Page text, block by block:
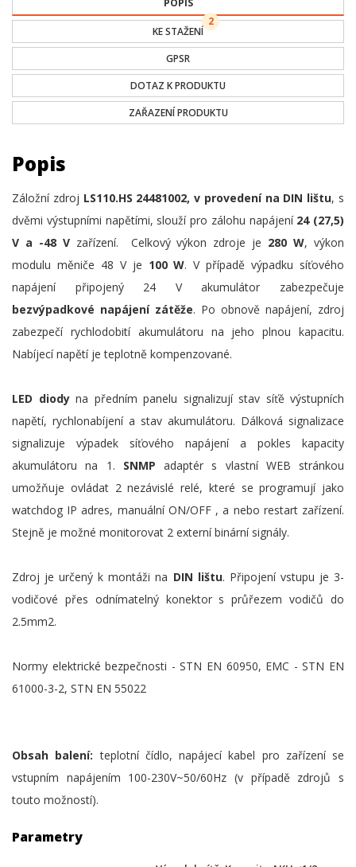
POPIS
KE STAŽENÍ
2
GPSR
DOTAZ K PRODUKTU
ZAŘAZENÍ PRODUKTU
Popis
Záložní zdroj LS110.HS 24481002, v provedení na DIN lištu, s
dvěmi výstupními napětími, slouží pro zálohu napájení 24 (27,5)
V a -48 Vzařízení. Celkový výkon zdroje je 280 W, výkon
modulu měniče 48 V je 100 W. V případě výpadku síťového
napájení připojený 24 V akumulátor zabezpečuje
bezvýpadkové napájení zátěže. Po obnově napájení, zdroj
zabezpečí rychlodobití akumulátoru na jeho plnou kapacitu.
Nabíjecí napětí je teplotně kompenzované.
LED diodyna předním panelu signalizují stav síťě výstupních
napětí, rychlonabíjení a stav akumulátoru. Dálková signalizace
signalizuje výpadek síťového napájení a pokles kapacity
akumulátoru na 1. SNMP adaptér s vlastní WEB stránkou
umožňuje ovládat 2 nezávislé relé, které se programují jako
watchdog IP adres, manuální ON/OFF , a nebo restart zařízení.
Stejně je možné monitorovat 2 externí binární signály.
Zdroj je určený k montáži na DIN lištu. Připojení vstupu je 3-
vodičové přes odnímatelný konektor s průřezem vodičů do
2.5mm2.
Normy elektrické bezpečnosti - STN EN 60950, EMC - STN EN
61000-3-2, STN EN 55022
Obsah balení:teplotní čídlo, napájecí kabel pro zařízení se
vstupním napájením 100-230V~50/60Hz (v případě zdrojů s
touto možností).
Parametry